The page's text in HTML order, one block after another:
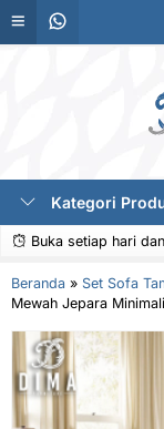
Kategori
Buka setiap hari
Beranda » Set Sofa
Mewah Jepara